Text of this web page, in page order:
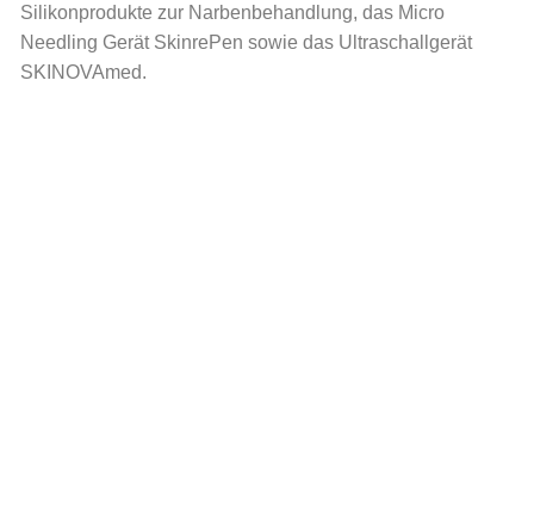
Silikonprodukte zur Narbenbehandlung, das Micro
Needling Gerät SkinrePen sowie das Ultraschallgerät
SKINOVAmed.